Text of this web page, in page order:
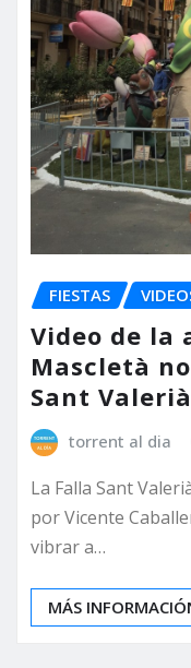
FIESTAS
Video de la
Mascletà
Sant Valerià
torrent al dia
La Falla Sant
por Vicente
vibrar a…
MÁS